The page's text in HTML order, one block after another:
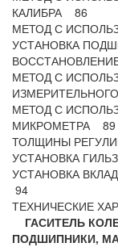
КАЛИБРА 86
МЕТОД С
УСТАНОВКА
МЕТОД С
МЕТОД С
МИКРОМЕТРА 89
ТОЛЩИНЫ
УСТАНОВКА
УСТАНОВКА
94
ТЕХНИЧЕСКИЕ
ГАСИТЕЛЬ
ПОДШИПНИКИ,